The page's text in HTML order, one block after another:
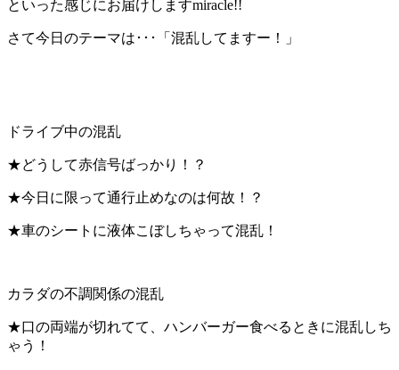
といった感じにお届けしますmiracle!!
さて今日のテーマは･･･「混乱してますー！」
ドライブ中の混乱
★どうして赤信号ばっかり！？
★今日に限って通行止めなのは何故！？
★車のシートに液体こぼしちゃって混乱！
カラダの不調関係の混乱
★口の両端が切れてて、ハンバーガー食べるときに混乱しち
ゃう！